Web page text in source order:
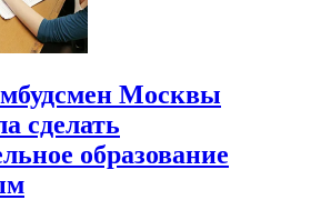
Москвы
сделать
образование